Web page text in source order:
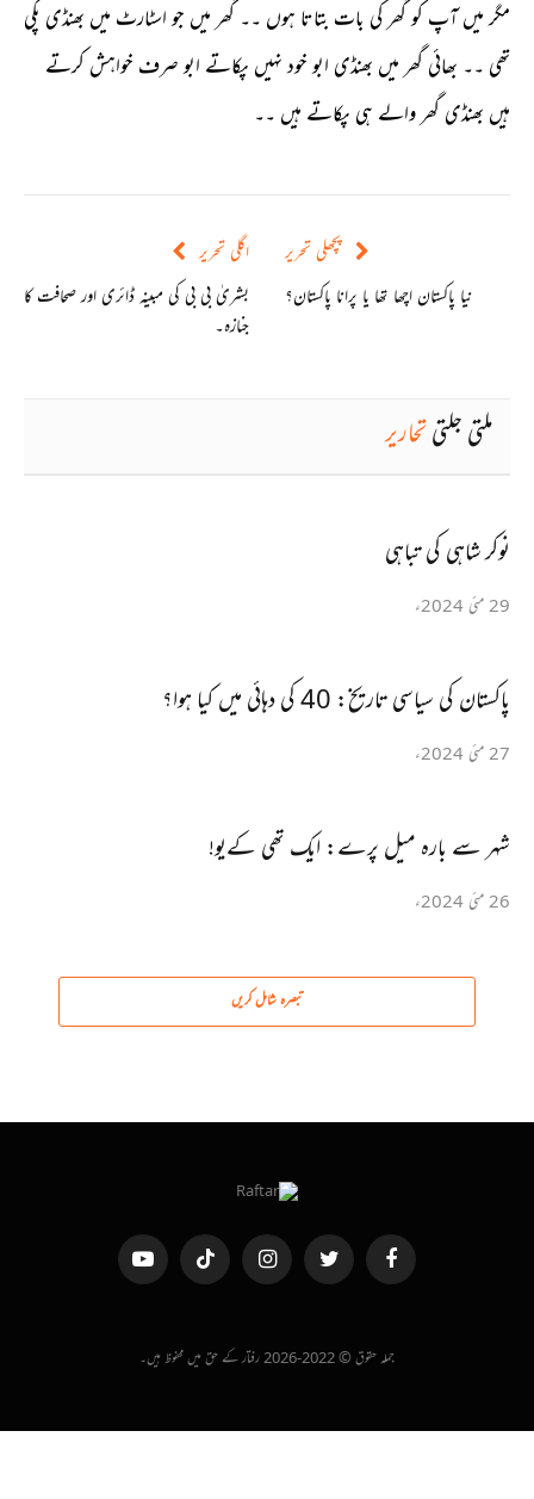
مگر میں آپ کو گھر کی بات بتاتا ہوں ۔۔ گھر میں جو اسٹارٹ میں بھنڈی پکی
تھی ۔۔ بھائی گھر میں بھنڈی ابو خود نہیں پکاتے ابو صرف خواہش کرتے
ہیں بھنڈی گھر والے ہی پکاتے ہیں ۔۔
پچھلی تحریر
نیا پاکستان اچھا تھا یا پرانا پاکستان؟
اگلی تحریر
بشریٰ بی بی کی مبینہ ڈائری اور صحافت کا
جنازہ۔
ملتی جلتیتحاریر
نوکر شاہی کی تباہی
29 مئی 2024ء
پاکستان کی سیاسی تاریخ: 40 کی دہائی میں کیا ہوا؟
27 مئی 2024ء
شہر سے بارہ میل پرے: ایک تھی کےیو!
26 مئی 2024ء
تبصرہ شامل کریں
فیس
بک
ٹویٹر انسٹاگرام
ٹک
ٹاک
یوٹیوب
جملہ حقوق © 2022-2026 رفتار کے حق میں محفوظ ہیں۔